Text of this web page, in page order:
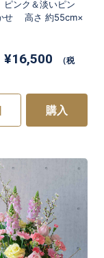
ピンク＆淡いピン
せ 高さ 約55cm×
¥16,500
（税
購入